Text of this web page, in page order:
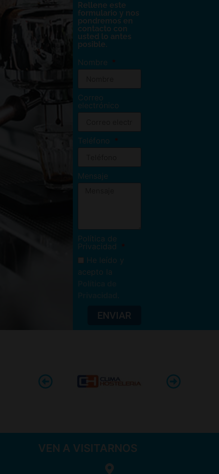
Rellene este
formulario y nos
pondremos en
contacto con
usted lo antes
posible.
Nombre
Correo
electrónico
Teléfono
Mensaje
Política de
Privacidad
He leído y
acepto la
.
ENVIAR
VEN A VISITARNOS